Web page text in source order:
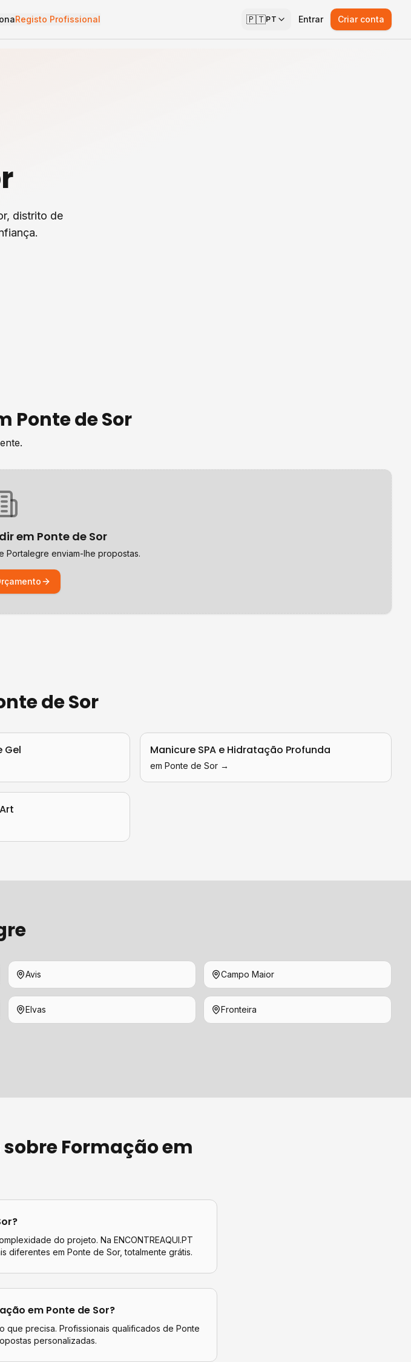
Registo Profissional 🇵🇹PT Entrar Criar conta
, distrito de
Ponte de Sor
em Ponte de Sor
Portalegre enviam-lhe propostas.
de Sor
Gel Manicure SPA e Hidratação Profunda
em Ponte de Sor →
Avis Campo Maior
Elvas Fronteira
Formaçãoem
?
do projeto. Na ENCONTREAQUI.PT
diferentes em Ponte de Sor, totalmente grátis.
em Ponte de Sor?
que precisa. Profissionais qualificados de Ponte
personalizadas.